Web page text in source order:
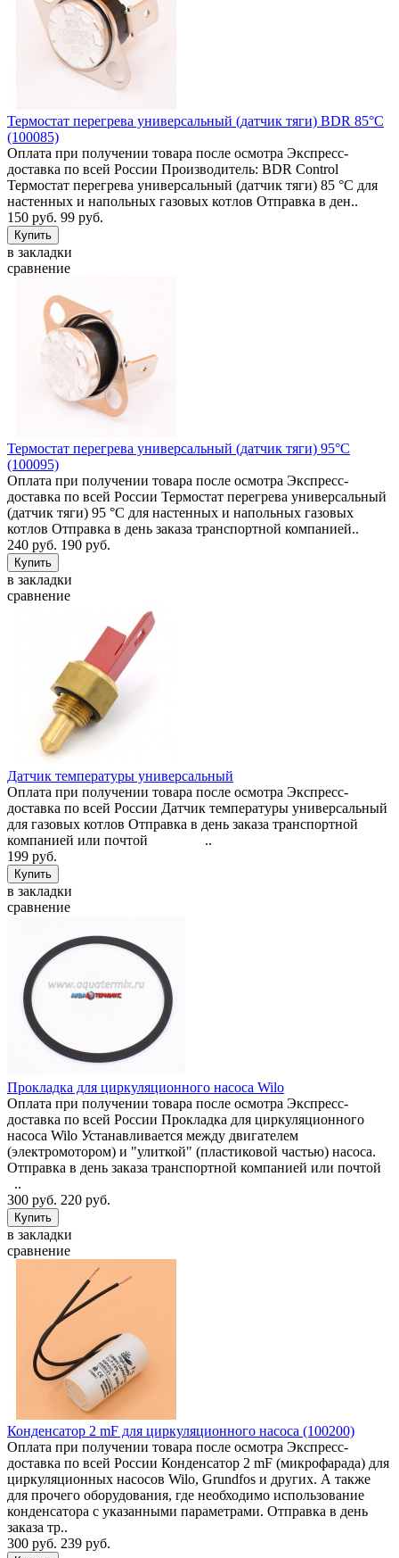
Термостат перегрева универсальный (датчик тяги) BDR 85°C
(100085)
Оплата при получении товара после осмотра Экспресс-
доставка по всей России Производитель: BDR Control
Термостат перегрева универсальный (датчик тяги) 85 °C для
настенных и напольных газовых котлов Отправка в ден..
150 руб. 99 руб.
в закладки
сравнение
Термостат перегрева универсальный (датчик тяги) 95°C
(100095)
Оплата при получении товара после осмотра Экспресс-
доставка по всей России Термостат перегрева универсальный
(датчик тяги) 95 °C для настенных и напольных газовых
котлов Отправка в день заказа транспортной компанией..
240 руб. 190 руб.
в закладки
сравнение
Датчик температуры универсальный
Оплата при получении товара после осмотра Экспресс-
доставка по всей России Датчик температуры универсальный
для газовых котлов Отправка в день заказа транспортной
компанией или почтой ..
199 руб.
в закладки
сравнение
Прокладка для циркуляционного насоса Wilo
Оплата при получении товара после осмотра Экспресс-
доставка по всей России Прокладка для циркуляционного
насоса Wilo Устанавливается между двигателем
(электромотором) и "улиткой" (пластиковой частью) насоса.
Отправка в день заказа транспортной компанией или почтой
..
300 руб. 220 руб.
в закладки
сравнение
Конденсатор 2 mF для циркуляционного насоса (100200)
Оплата при получении товара после осмотра Экспресс-
доставка по всей России Конденсатор 2 mF (микрофарада) для
циркуляционных насосов Wilo, Grundfos и других. А также
для прочего оборудования, где необходимо использование
конденсатора с указанными параметрами. Отправка в день
заказа тр..
300 руб. 239 руб.